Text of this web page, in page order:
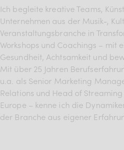
Ich begleite kreative Teams,
Unternehmen aus der Musik-,
Veranstaltungsbranche in
Workshops und Coachings – mit
Gesundheit, Achtsamkeit und
Mit über 25 Jahren
u.a. als Senior Marketing
Relations und Head of
Europe – kenne ich die
der Branche aus eigener
Verband
BDKV Academy
Juristische
Services
Geldwerte
Rabatte
BDKV Female Voice